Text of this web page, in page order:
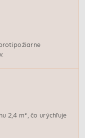
2,4 m², čo urýchľuje